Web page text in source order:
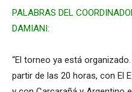
PALABRAS DEL
DAMIANI:
“El torneo ya está
partir de las 20 horas, con El